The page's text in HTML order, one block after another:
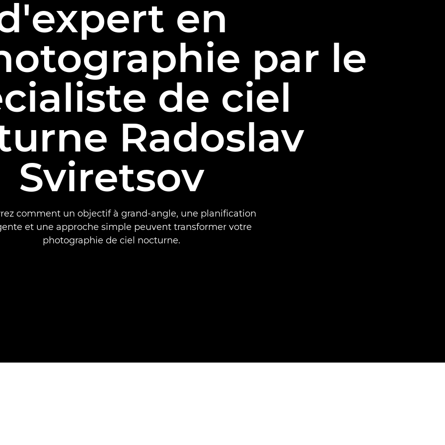
en
par le
de ciel
Radoslav
Sviretsov
comment un objectif à grand-angle, une planification
et une approche simple peuvent transformer votre
photographie de ciel nocturne.